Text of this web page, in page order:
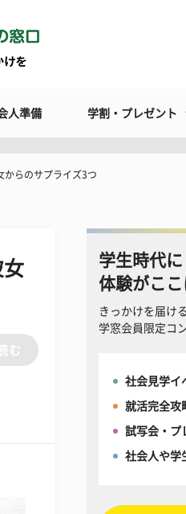
人準備 学割・プレゼント
からのサプライズ3つ
女
む
学生時代
体験がここ
きっかけを届ける
学窓会員限定コ
社会見学イ
就活完全攻
試写会・プ
社会人や学